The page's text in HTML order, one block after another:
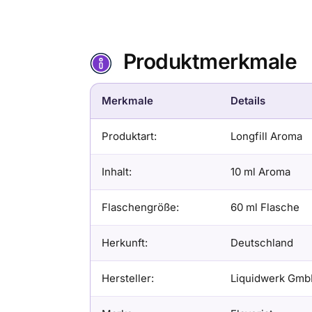
Produktmerkmale
Merkmale Details
Produktart: Longfill Aroma
Inhalt: 10 ml Aroma
Flaschengröße: 60 ml Flasche
Herkunft: Deutschland
Hersteller: Liquidwerk